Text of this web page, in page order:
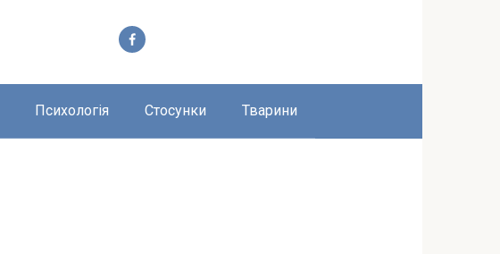
Психологія Стосунки Тварини